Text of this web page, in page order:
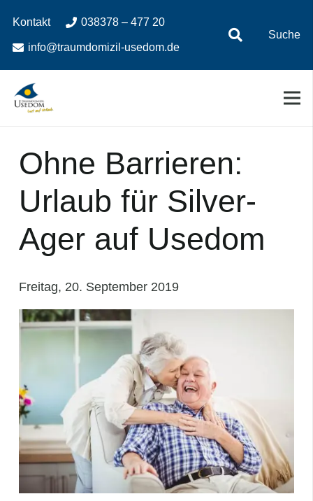
Inhalt
springen
Navigation
springen
Kontakt 038378 – 477 20
info@traumdomizil-usedom.de
Suche
Ohne Barrieren:
Urlaub für Silver-
Ager auf Usedom
Freitag, 20. September 2019